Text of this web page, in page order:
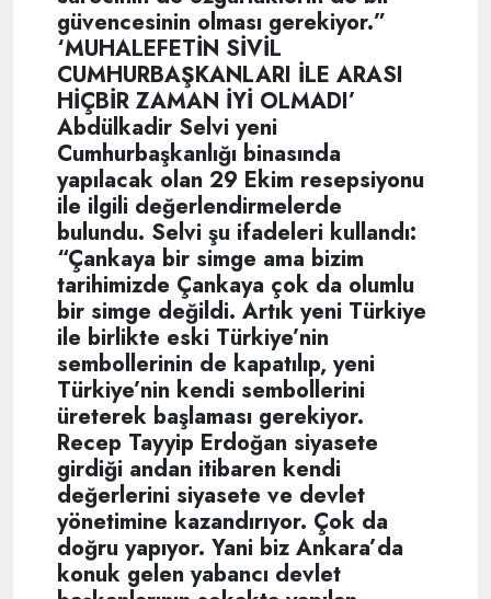
güvencesinin olması gerekiyor.”
‘MUHALEFETİN SİVİL
CUMHURBAŞKANLARI İLE ARASI
HİÇBİR ZAMAN İYİ OLMADI’
Abdülkadir Selvi yeni
Cumhurbaşkanlığı binasında
yapılacak olan 29 Ekim resepsiyonu
ile ilgili değerlendirmelerde
bulundu. Selvi şu ifadeleri kullandı:
“Çankaya bir simge ama bizim
tarihimizde Çankaya çok da olumlu
bir simge değildi. Artık yeni Türkiye
ile birlikte eski Türkiye’nin
sembollerinin de kapatılıp, yeni
Türkiye’nin kendi sembollerini
üreterek başlaması gerekiyor.
Recep Tayyip Erdoğan siyasete
girdiği andan itibaren kendi
değerlerini siyasete ve devlet
yönetimine kazandırıyor. Çok da
doğru yapıyor. Yani biz Ankara’da
konuk gelen yabancı devlet